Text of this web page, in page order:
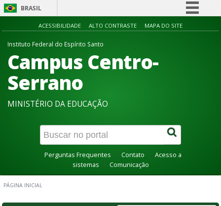
BRASIL
Simplifique!
Acesso à informação
ACESSIBILIDADE ALTO CONTRASTE MAPA DO SITE
Instituto Federal do Espírito Santo
Campus Centro-
Serrano
MINISTÉRIO DA EDUCAÇÃO
Perguntas Frequentes Contato
Acesso a
sistemas
Comunicação
PÁGINA INICIAL